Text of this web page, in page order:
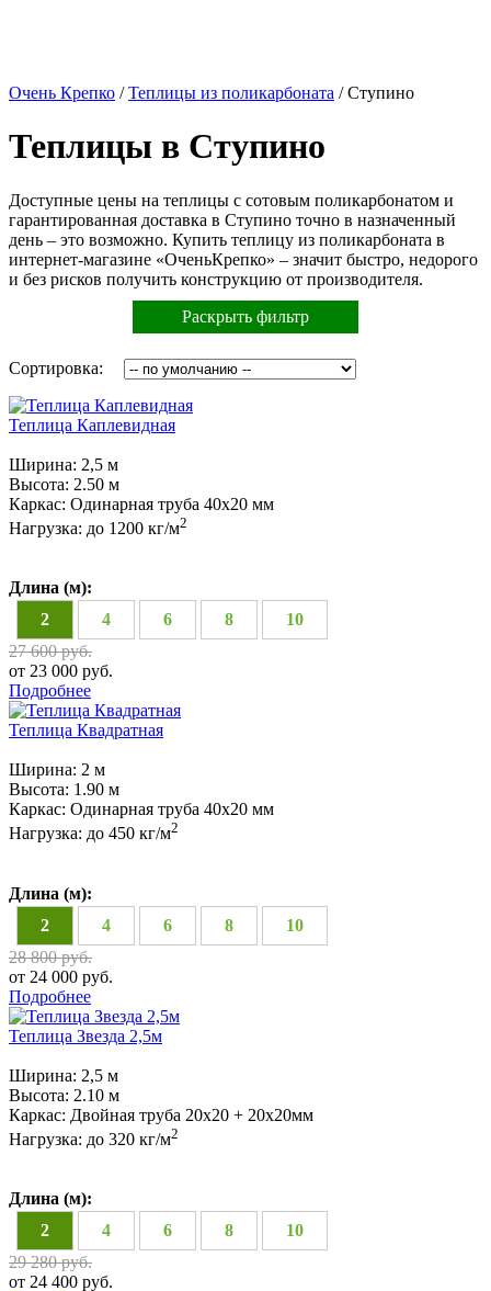
Очень Крепко /Теплицы из поликарбоната /Ступино
Теплицы в Ступино
Доступные цены на теплицы с сотовым поликарбонатом и
гарантированная доставка в Ступино точно в назначенный
день – это возможно. Купить теплицу из поликарбоната в
интернет-магазине «ОченьКрепко» – значит быстро, недорого
и без рисков получить конструкцию от производителя.
Раскрыть фильтр
Сортировка:
Теплица Каплевидная
Ширина: 2,5 м
Высота: 2.50 м
Каркас: Одинарная труба 40х20 мм
Нагрузка: до 1200 кг/м2
Длина (м):
2
4 6 8
10
27 600 руб.
от 23 000 руб.
Подробнее
Теплица Квадратная
Ширина: 2 м
Высота: 1.90 м
Каркас: Одинарная труба 40х20 мм
Нагрузка: до 450 кг/м2
Длина (м):
2
4 6 8
10
28 800 руб.
от 24 000 руб.
Подробнее
Теплица Звезда 2,5м
Ширина: 2,5 м
Высота: 2.10 м
Каркас: Двойная труба 20х20 + 20х20мм
Нагрузка: до 320 кг/м2
Длина (м):
2
4 6 8
10
29 280 руб.
от 24 400 руб.